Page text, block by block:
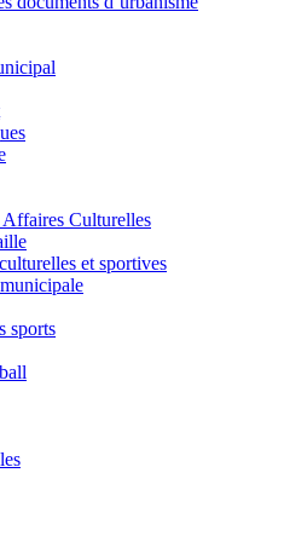
Culturelles
et sportives
sports